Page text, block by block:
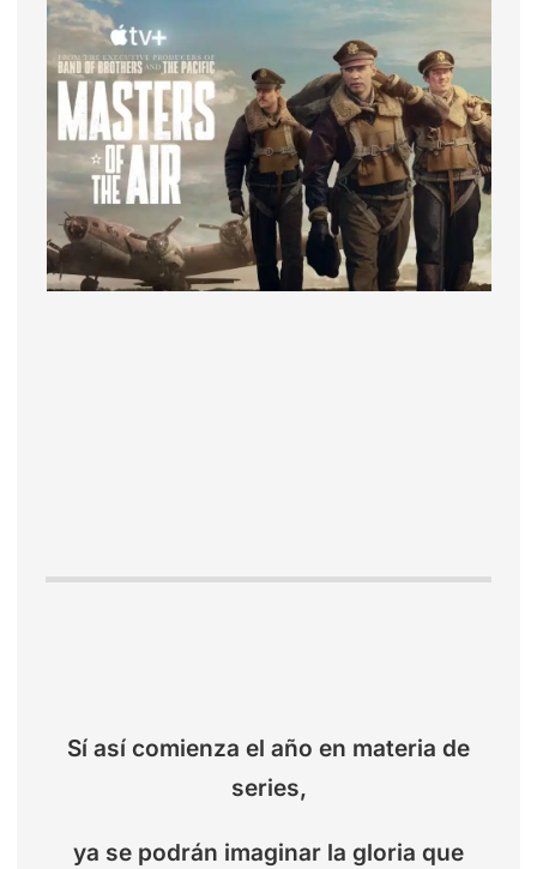
Sí así comienza el año en materia de
series,
ya se podrán imaginar la gloria que